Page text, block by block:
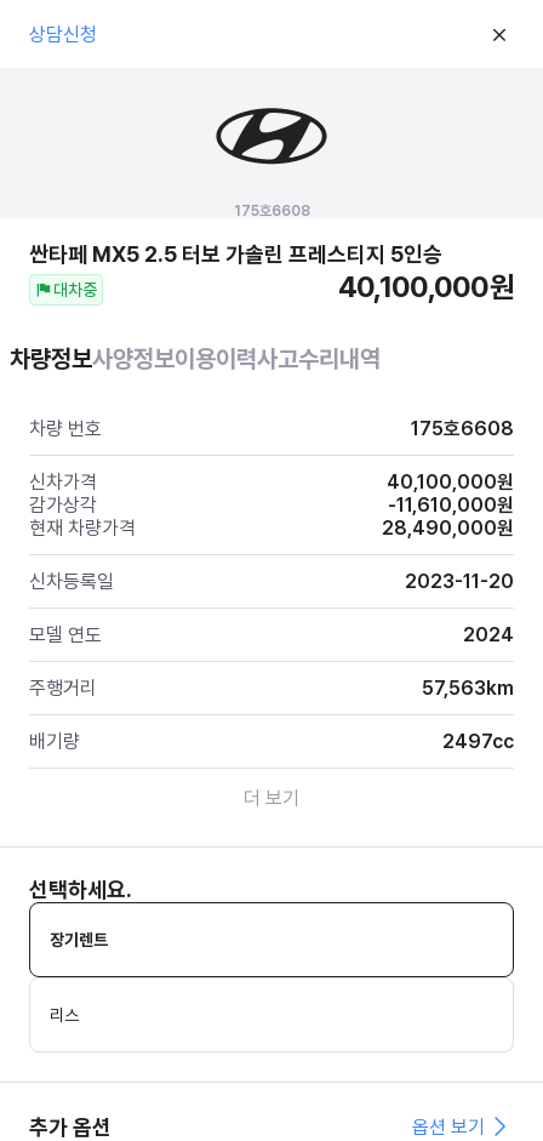
상담신청
175호6608
싼타페 MX5 2.5 터보 가솔린 프레스티지 5인승
대차중 40,100,000원
차량정보사양정보이용이력사고수리내역
차량 번호 175호6608
신차가격 40,100,000원
감가상각
-11,610,000원
현재 차량가격
28,490,000원
신차등록일 2023-11-20
모델 연도 2024
주행거리 57,563km
배기량 2497cc
더 보기
선택하세요.
장기렌트
리스
추가 옵션 옵션 보기